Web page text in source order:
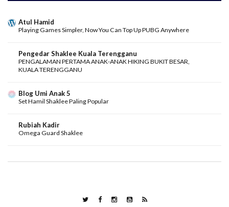
Atul Hamid
Playing Games Simpler, Now You Can Top Up PUBG Anywhere
Pengedar Shaklee Kuala Terengganu
PENGALAMAN PERTAMA ANAK-ANAK HIKING BUKIT BESAR,
KUALA TERENGGANU
Blog Umi Anak 5
Set Hamil Shaklee Paling Popular
Rubiah Kadir
Omega Guard Shaklee